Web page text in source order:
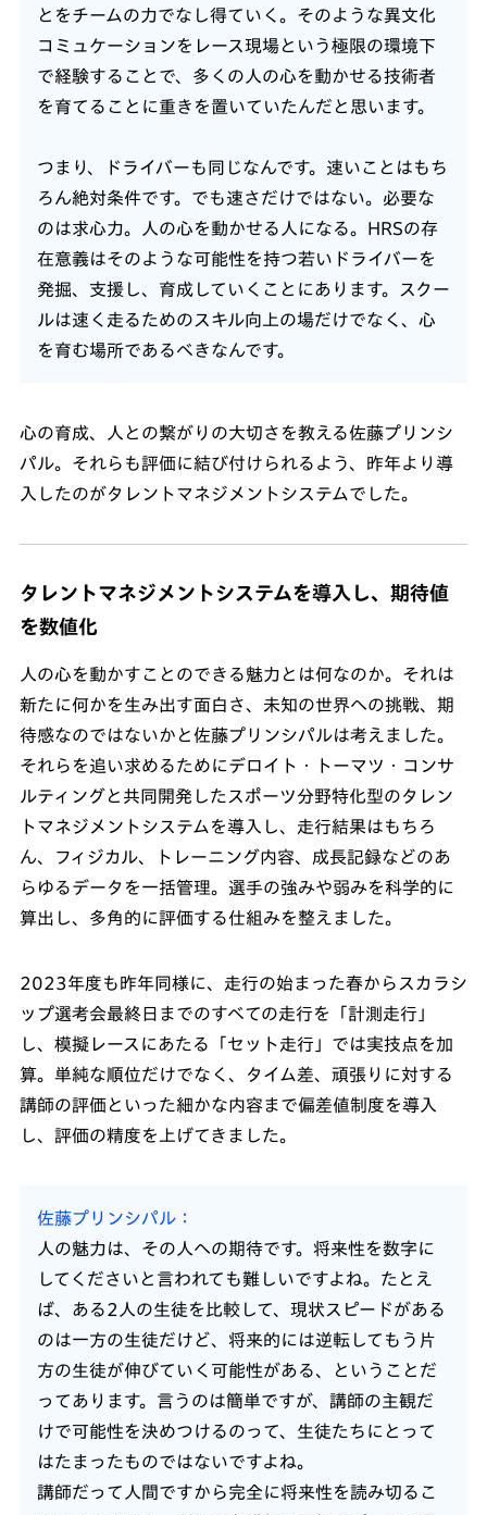
とをチームの力でなし得ていく。そのような異文化
コミュケーションをレース現場という極限の環境下
で経験することで、多くの人の心を動かせる技術者
を育てることに重きを置いていたんだと思います。
つまり、ドライバーも同じなんです。速いことはもち
ろん絶対条件です。でも速さだけではない。必要な
のは求心力。人の心を動かせる人になる。HRSの存
在意義はそのような可能性を持つ若いドライバーを
発掘、支援し、育成していくことにあります。スクー
ルは速く走るためのスキル向上の場だけでなく、心
を育む場所であるべきなんです。
心の育成、人との繋がりの大切さを教える佐藤プリンシ
パル。それらも評価に結び付けられるよう、昨年より導
入したのがタレントマネジメントシステムでした。
タレントマネジメントシステムを導入し、期待値
を数値化
人の心を動かすことのできる魅力とは何なのか。それは
新たに何かを生み出す面白さ、未知の世界への挑戦、期
待感なのではないかと佐藤プリンシパルは考えました。
それらを追い求めるためにデロイト・トーマツ・コンサ
ルティングと共同開発したスポーツ分野特化型のタレン
トマネジメントシステムを導入し、走行結果はもちろ
ん、フィジカル、トレーニング内容、成長記録などのあ
らゆるデータを一括管理。選手の強みや弱みを科学的に
算出し、多角的に評価する仕組みを整えました。
2023年度も昨年同様に、走行の始まった春からスカラシ
ップ選考会最終日までのすべての走行を「計測走行」
し、模擬レースにあたる「セット走行」では実技点を加
算。単純な順位だけでなく、タイム差、頑張りに対する
講師の評価といった細かな内容まで偏差値制度を導入
し、評価の精度を上げてきました。
佐藤プリンシパル
人の魅力は、その人への期待です。将来性を数字に
してくださいと言われても難しいですよね。たとえ
ば、ある2人の生徒を比較して、現状スピードがある
のは一方の生徒だけど、将来的には逆転してもう片
方の生徒が伸びていく可能性がある、ということだ
ってあります。言うのは簡単ですが、講師の主観だ
けで可能性を決めつけるのって、生徒たちにとって
はたまったものではないですよね。
講師だって人間ですから完全に将来性を読み切るこ